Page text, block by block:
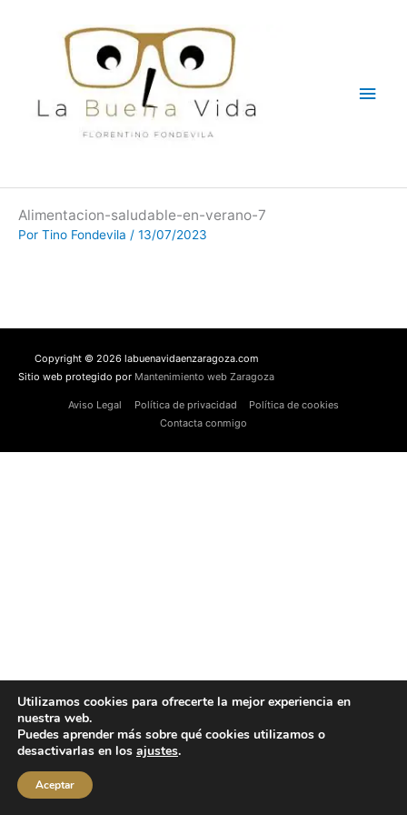
Alimentacion-saludable-en-verano-7
Por Tino Fondevila / 13/07/2023
Copyright © 2026 labuenavidaenzaragoza.com
Sitio web protegido por Mantenimiento web Zaragoza
Aviso Legal Política de privacidad
Política de cookies
Contacta conmigo
Utilizamos cookies para ofrecerte la mejor experiencia en
nuestra web.
Puedes aprender más sobre qué cookies utilizamos o
desactivarlas en los ajustes.
Aceptar